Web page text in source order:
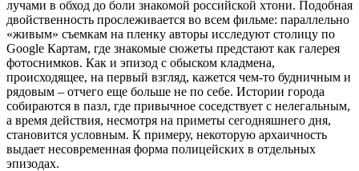
лучами в обход до боли знакомой российской хтони. Подобная
двойственность прослеживается во всем фильме: параллельно
«живым» съемкам на пленку авторы исследуют столицу по
Google Картам, где знакомые сюжеты предстают как галерея
фотоснимков. Как и эпизод с обыском кладмена,
происходящее, на первый взгляд, кажется чем-то будничным и
рядовым – отчего еще больше не по себе. Истории города
собираются в пазл, где привычное соседствует с нелегальным,
а время действия, несмотря на приметы сегодняшнего дня,
становится условным. К примеру, некоторую архаичность
выдает несовременная форма полицейских в отдельных
эпизодах.